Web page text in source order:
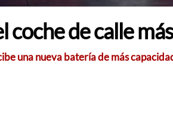
coche de calle
una nueva batería de más